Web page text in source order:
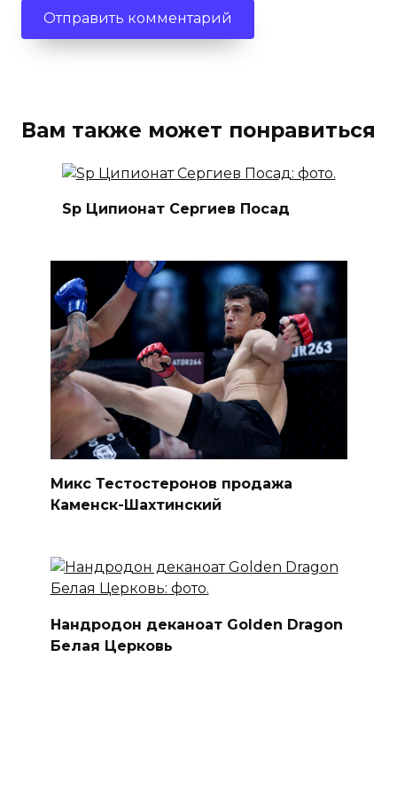
Вам также может понравиться
Sp Ципионат Сергиев Посад
Микс Тестостеронов продажа
Каменск-Шахтинский
Нандродон деканоат Golden Dragon
Белая Церковь